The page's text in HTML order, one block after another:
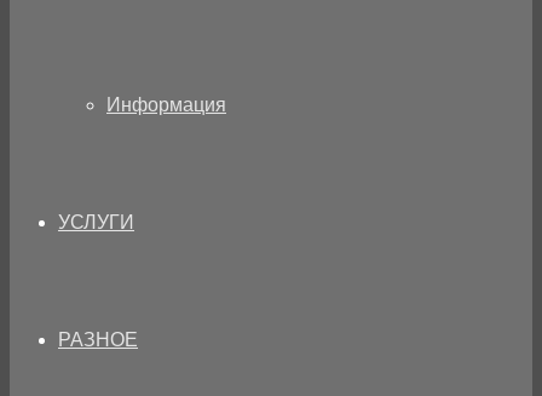
Информация
УСЛУГИ
РАЗНОЕ